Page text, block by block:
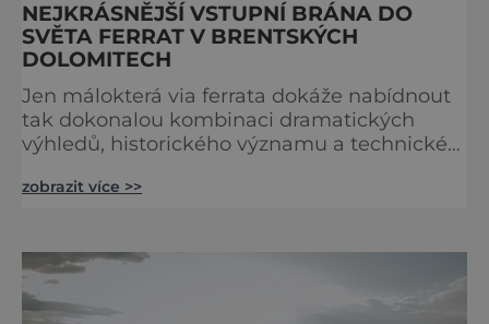
NEJKRÁSNĚJŠÍ VSTUPNÍ BRÁNA DO
SVĚTA FERRAT V BRENTSKÝCH
DOLOMITECH
Jen málokterá via ferrata dokáže nabídnout
tak dokonalou kombinaci dramatických
výhledů, historického významu a technické
Brentských Dolomit představuje vstupní
považován za jednu z nejkrásnějších
vysokohorských tras na světě. Přestože
samotná ferrata nepatří mezi techn
zobrazit více >>